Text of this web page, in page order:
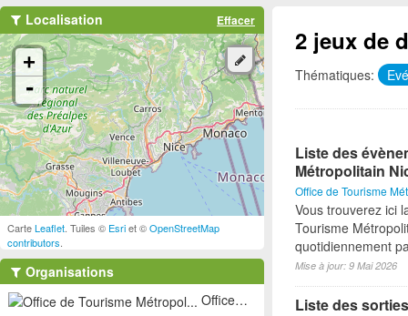
2 jeux de
Thématiques:
Liste des
Métropolitain
Office de Tourisme
Vous trouverez ici
Tourisme
quotidiennement
Mise à jour: 9 Mai 2026
Liste des
Localisation Effacer
+
-
CarteLeaflet . Tuiles © Esriet ©OpenStreetMap
contributors
Organisations
Office de Tourisme Métropol... (2)